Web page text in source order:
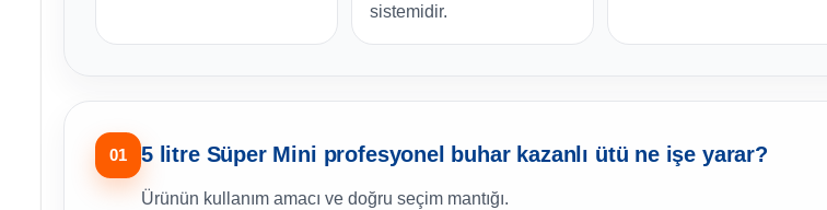
sistemidir.
01 5 litre Süper Mini profesyonel buhar kazanlı ütü ne işe yarar?
Ürünün kullanım amacı ve doğru seçim mantığı.